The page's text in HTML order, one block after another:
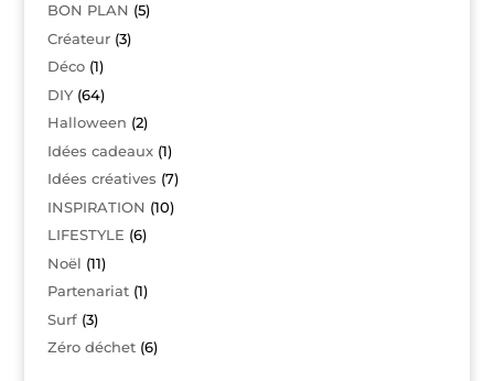
BON PLAN (5)
Créateur(3)
Déco(1)
DIY(64)
Halloween (2)
Idées cadeaux(1)
Idées créatives (7)
INSPIRATION (10)
LIFESTYLE (6)
Noël (11)
Partenariat(1)
Surf(3)
Zéro déchet(6)